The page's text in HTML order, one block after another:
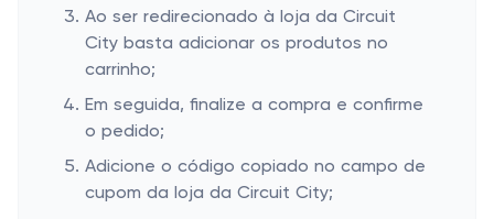
Ao ser redirecionado à loja da Circuit
City basta adicionar os produtos no
carrinho;
Em seguida, finalize a compra e confirme
o pedido;
Adicione o código copiado no campo de
cupom da loja da Circuit City;